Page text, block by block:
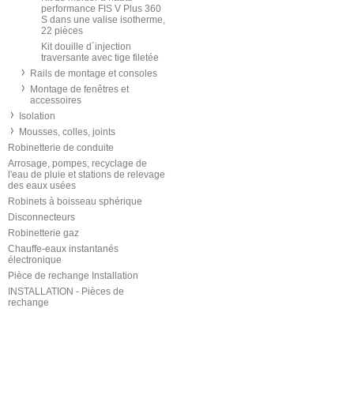
performance FIS V Plus 360
S dans une valise isotherme,
22 pièces
Kit douille d´injection
traversante avec tige filetée
Rails de montage et consoles
Montage de fenêtres et
accessoires
Isolation
Mousses, colles, joints
Robinetterie de conduite
Arrosage, pompes, recyclage de
l'eau de pluie et stations de relevage
des eaux usées
Robinets à boisseau sphérique
Disconnecteurs
Robinetterie gaz
Chauffe-eaux instantanés
électronique
Pièce de rechange Installation
INSTALLATION - Pièces de
rechange